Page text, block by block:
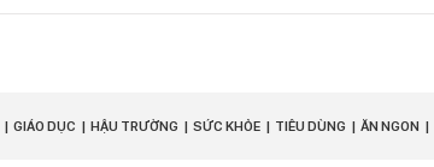
GIÁO DỤC HẬU TRƯỜNG SỨC KHỎE TIÊU DÙNG ĂN NGON